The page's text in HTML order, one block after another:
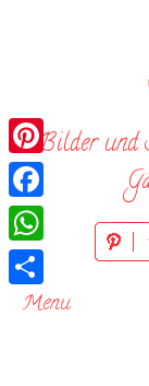
Bilder und
Menu
Pinterest
Facebook
WhatsApp
Teilen